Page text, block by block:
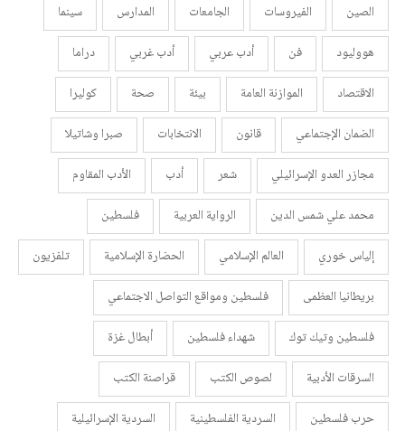
الصين
الفيروسات الجامعات المدارس
سينما
هووليود
فن أدب عربي أدب غربي
دراما
الاقتصاد
الموازنة العامة بيئة صحة
كوليرا
الضمان الإجتماعي
قانون الانتخابات
صبرا وشاتيلا
مجازر العدو الإسرائيلي
شعر أدب
الأدب المقاوم
محمد علي شمس الدين
الرواية العربية
فلسطين
إلياس خوري
العالم الإسلامي الحضارة الإسلامية
تلفزيون
بريطانيا العظمى
فلسطين ومواقع التواصل الاجتماعي
فلسطين وتيك توك
شهداء فلسطين
أبطال غزة
السرقات الأدبية
لصوص الكتب
قراصنة الكتب
حرب فلسطين
السردية الفلسطينية
السردية الإسرائيلية